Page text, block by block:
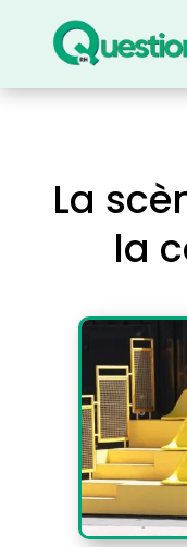
La
la